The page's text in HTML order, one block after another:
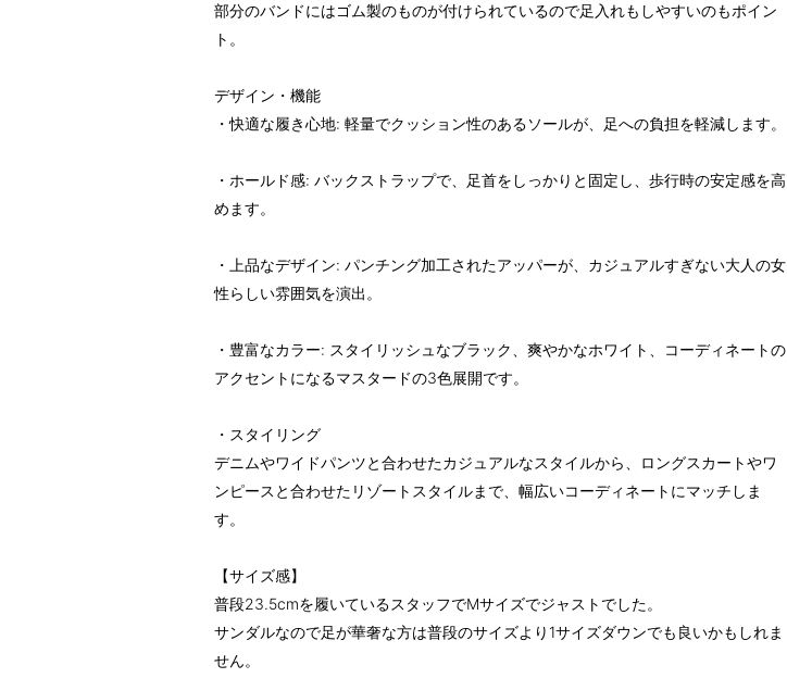
部分のバンドにはゴム製のものが付けられているので足入れもしやすいのもポイン
ト。
デザイン・機能
・快適な履き心地: 軽量でクッション性のあるソールが、足への負担を軽減します。
・ホールド感: バックストラップで、足首をしっかりと固定し、歩行時の安定感を高
めます。
・上品なデザイン: パンチング加工されたアッパーが、カジュアルすぎない大人の女
性らしい雰囲気を演出。
・豊富なカラー: スタイリッシュなブラック、爽やかなホワイト、コーディネートの
アクセントになるマスタードの3色展開です。
・スタイリング
デニムやワイドパンツと合わせたカジュアルなスタイルから、ロングスカートやワ
ンピースと合わせたリゾートスタイルまで、幅広いコーディネートにマッチしま
す。
【サイズ感】
普段23.5cmを履いているスタッフでMサイズでジャストでした。
サンダルなので足が華奢な方は普段のサイズより1サイズダウンでも良いかもしれま
せん。